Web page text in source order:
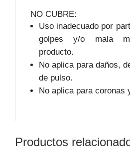
NO CUBRE:
Uso inadecuado por
golpes y/o mala
producto.
No aplica para daños,
de pulso.
No aplica para coronas
Productos